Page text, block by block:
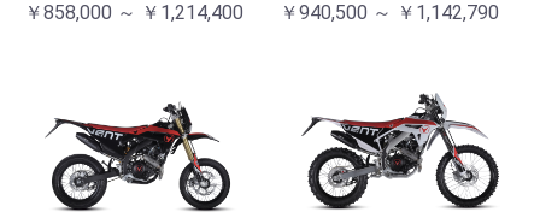
￥858,000 ～ ￥1,214,400
￥940,500 ～ ￥1,142,790